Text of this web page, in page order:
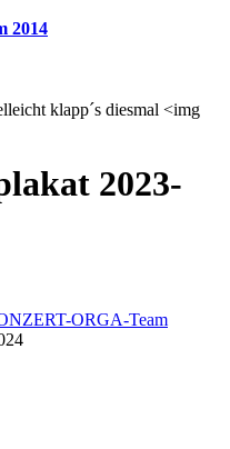
2014
klapp´s diesmal <img
2023-
ORGA-Team